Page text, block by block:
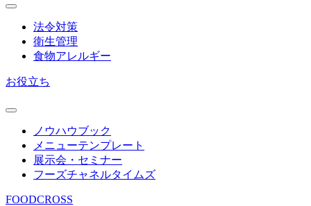
法令対策
衛生管理
食物アレルギー
お役立ち
ノウハウブック
メニューテンプレート
展示会・セミナー
フーズチャネルタイムズ
FOODCROSS